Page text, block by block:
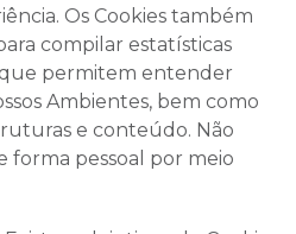
Os Cookies também
compilar estatísticas
permitem entender
Ambientes, bem como
e conteúdo. Não
forma pessoal por meio